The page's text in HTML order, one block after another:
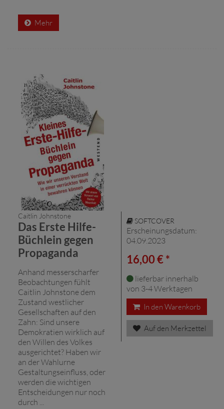
Mehr
Caitlin Johnstone
Das Erste Hilfe-
Büchlein gegen
Propaganda
Anhand messerscharfer
Beobachtungen fühlt
Caitlin Johnstone dem
Zustand westlicher
Gesellschaften auf den
Zahn: Sind unsere
Demokratien wirklich auf
den Willen des Volkes
ausgerichtet? Haben wir
an der Wahlurne
Gestaltungseinfluss, oder
werden die wichtigen
Entscheidungen nur noch
durch ...
SOFTCOVER
Erscheinungsdatum:
04.09.2023
16,00 € *
lieferbar innerhalb
von 3-4 Werktagen
In den Warenkorb
Auf den Merkzettel